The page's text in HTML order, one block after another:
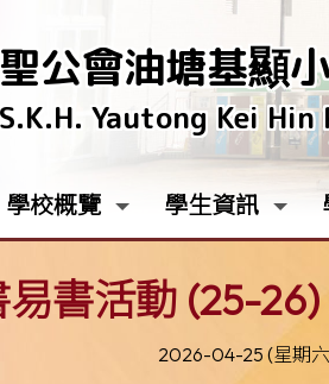
聖公會油塘基顯
S.K.H. Yautong Kei
學校概覽 學生資訊
書活動 (25-26)
2026-04-25 (星期